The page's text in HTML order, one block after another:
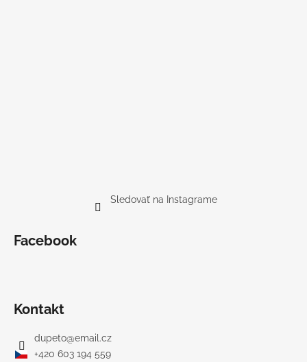
Sledovať na Instagrame
Facebook
Kontakt
dupeto@email.cz
+420 603 194 559